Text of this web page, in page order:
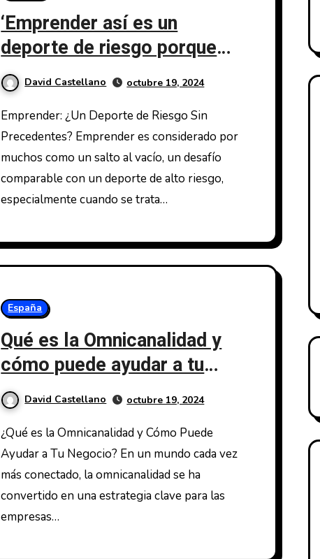
‘Emprender así es un
deporte de riesgo porque
nadie lo ha hecho nunca’
David Castellano octubre 19, 2024
Emprender: ¿Un Deporte de Riesgo Sin
Precedentes? Emprender es considerado por
muchos como un salto al vacío, un desafío
comparable con un deporte de alto riesgo,
especialmente cuando se trata…
España
Qué es la Omnicanalidad y
cómo puede ayudar a tu
negocio
David Castellano octubre 19, 2024
¿Qué es la Omnicanalidad y Cómo Puede
Ayudar a Tu Negocio? En un mundo cada vez
más conectado, la omnicanalidad se ha
convertido en una estrategia clave para las
empresas…